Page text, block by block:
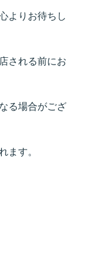
よりお待ちし
される前にお
る場合がござ
ます。